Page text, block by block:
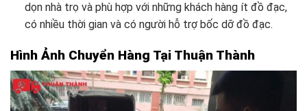
dọn nhà trọ và phù hợp với những khách hàng ít đồ đạc,
có nhiều thời gian và có người hỗ trợ bốc dỡ đồ đạc.
Hình Ảnh Chuyển Hàng Tại Thuận Thành